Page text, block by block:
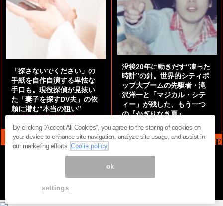
「探さないでください」の
手紙を自作自演する卑怯な
手口も。現役探偵が見抜い
た「妻子を探すDV夫」の依
頼に潜む“本当の狙い”
没後20年に動きだす“凍った
時計”の針。世界的シティポ
ップ大ブームの先駆者・滝
沢洋一と「マジカル・シテ
ィー」が残した、もう一つ
の『かぎりなき夏』
MAG2 NEWS HEADLINE
ページ内の商標は全て商標権者に属します。無断転載を禁じます。 ©
まぐまぐ！
By clicking “Accept All Cookies”, you agree to the storing of cookies on
your device to enhance site navigation, analyze site usage, and assist in
our marketing efforts.Coolie policy
ok
settings